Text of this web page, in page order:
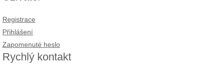
Registrace
Přihlášení
Zapomenuté heslo
Rychlý kontakt